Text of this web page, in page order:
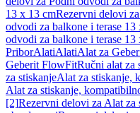
13 x 13 cmRezervni delovi
odvodi za balkone i terase 13
odvodi za balkone i terase 13
PriborAlatiAlatiAlat za
Geberit FlowFitRučni alat za
za stiskanjeAlat za stiskanje,
Alat za stiskanje,
[2]Rezervni delovi za Alat